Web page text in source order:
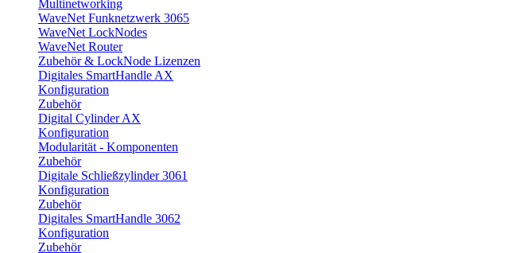
Multinetworking
WaveNet Funknetzwerk 3065
WaveNet LockNodes
WaveNet Router
Zubehör & LockNode Lizenzen
Digitales SmartHandle AX
Konfiguration
Zubehör
Digital Cylinder AX
Konfiguration
Modularität - Komponenten
Zubehör
Digitale Schließzylinder 3061
Konfiguration
Zubehör
Digitales SmartHandle 3062
Konfiguration
Zubehör